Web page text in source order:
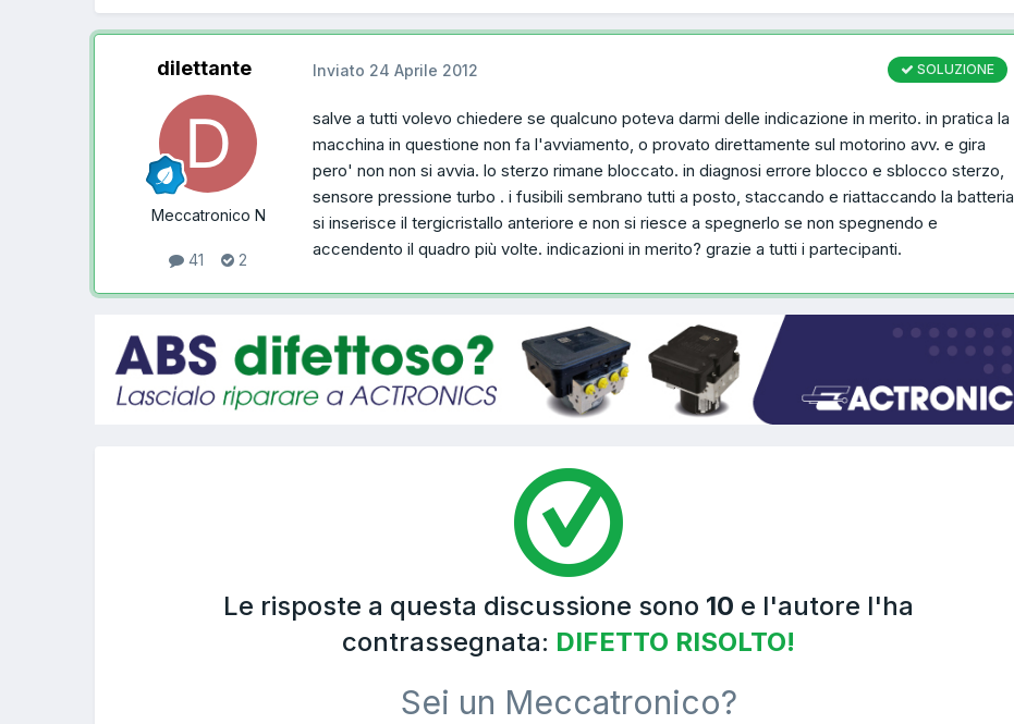
dilettante
Meccatronico N
41 2
SOLUZIONE
Inviato 24 Aprile 2012
salve a tutti volevo chiedere se qualcuno poteva darmi delle indicazione in merito. in pratica la
macchina in questione non fa l'avviamento, o provato direttamente sul motorino avv. e gira
pero' non non si avvia. lo sterzo rimane bloccato. in diagnosi errore blocco e sblocco sterzo,
sensore pressione turbo . i fusibili sembrano tutti a posto, staccando e riattaccando la batteria
si inserisce il tergicristallo anteriore e non si riesce a spegnerlo se non spegnendo e
accendento il quadro più volte. indicazioni in merito? grazie a tutti i partecipanti.
Le risposte a questa discussione sono 10 e l'autore l'ha
contrassegnata: DIFETTO RISOLTO!
Sei un Meccatronico?